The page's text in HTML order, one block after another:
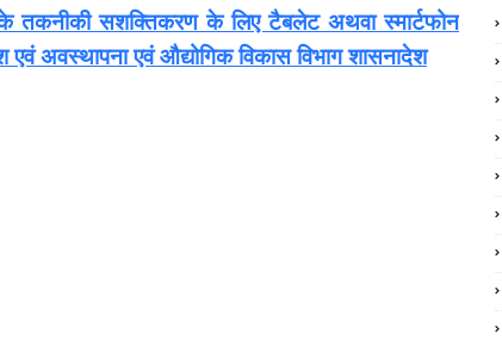
तकनीकी सशक्तिकरण के लिए टैबलेट अथवा स्मार्टफोन
एवं अवस्थापना एवं औद्योगिक विकास विभाग शासनादेश